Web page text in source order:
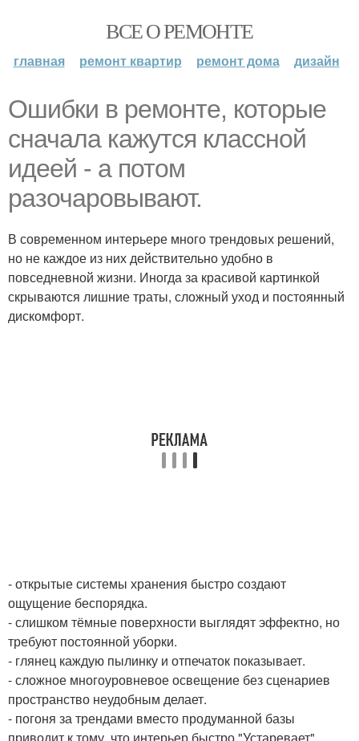
ВСЕ О РЕМОНТЕ
главная ремонт квартир ремонт дома дизайн
Ошибки в ремонте, которые
сначала кажутся классной
идеей - а потом
разочаровывают.
В современном интерьере много трендовых решений,
но не каждое из них действительно удобно в
повседневной жизни. Иногда за красивой картинкой
скрываются лишние траты, сложный уход и постоянный
дискомфорт.
- открытые системы хранения быстро создают
ощущение беспорядка.
- слишком тёмные поверхности выглядят эффектно, но
требуют постоянной уборки.
- глянец каждую пылинку и отпечаток показывает.
- сложное многоуровневое освещение без сценариев
пространство неудобным делает.
- погоня за трендами вместо продуманной базы